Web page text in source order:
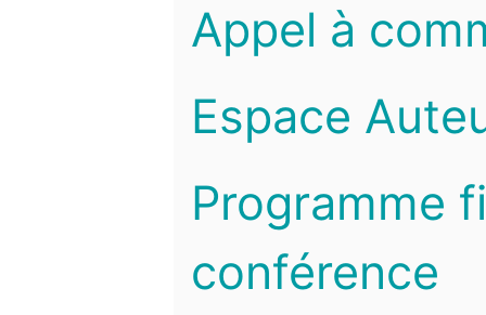
Appel à
Espace
Programme
conférence